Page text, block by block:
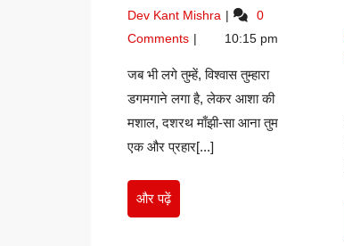
–
अवनीश
2025
Dev Kant Mishra शौर्य
जयघोष
अवनीश
कुमार
0
Comments
10:15 pm
जब भी लगे तुम्हें, विश्वास तुम्हारा
डगमगाने लगा है, लेकर आशा की
मशाल, दशरथ माँझी-सा आना तुम
एक और प्रहार[...]
और पढ़ेंऔर
पढ़ें